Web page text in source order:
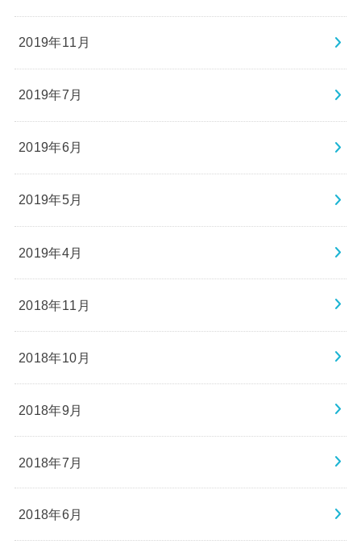
2019年11月
2019年7月
2019年6月
2019年5月
2019年4月
2018年11月
2018年10月
2018年9月
2018年7月
2018年6月